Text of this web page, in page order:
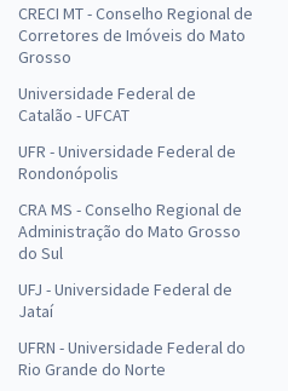
CRECI MT - Conselho Regional de
Corretores de Imóveis do Mato
Grosso
Universidade Federal de
Catalão - UFCAT
UFR - Universidade Federal de
Rondonópolis
CRA MS - Conselho Regional de
Administração do Mato Grosso
do Sul
UFJ - Universidade Federal de
Jataí
UFRN - Universidade Federal do
Rio Grande do Norte